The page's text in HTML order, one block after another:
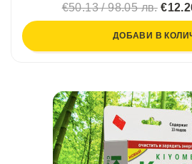
€50.13 / 98.05 лв.
ДОБАВИ В